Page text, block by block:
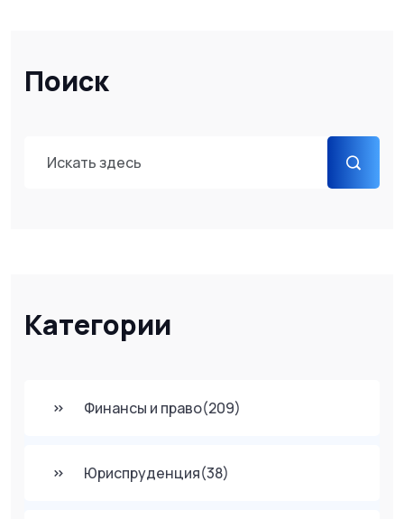
Поиск
Категории
Финансы и право(209)
Юриспруденция(38)